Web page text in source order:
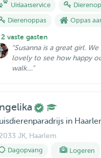
Uitlaatservice
Dierenoppas
Oppas
2 vaste gasten
"Susanna is a great girl.
lovely to see how happy
walk...."
in
2033 JK , Haarlem
Dagopvang
Logeren